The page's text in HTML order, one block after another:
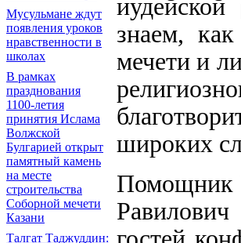
Мусульмане ждут
появления уроков
нравственности в
школах
В рамках
празднования
1100-летия
принятия Ислама
Волжской
Булгарией открыт
памятный камень
на месте
строительства
Соборной мечети
Казани
Талгат Таджуддин:
знаем,
мечети и
широких
Помощник